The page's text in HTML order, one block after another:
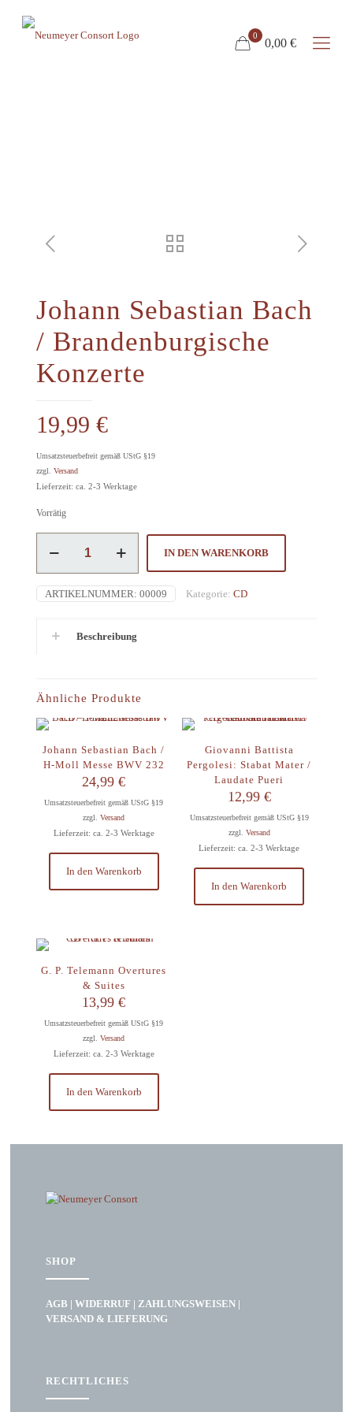
0
0,00 €
Johann Sebastian Bach
/ Brandenburgische
Konzerte
19,99€
Umsatzsteuerbefreit gemäß UStG §19
zzgl.Versand
Lieferzeit: ca. 2-3 Werktage
Vorrätig
Sebastian
/
Brandenburgische
Menge
IN DEN WARENKORB
ARTIKELNUMMER:00009 Kategorie:CD
Beschreibung
Ähnliche Produkte
Johann Sebastian Bach /
H-Moll Messe BWV 232
24,99€
Umsatzsteuerbefreit gemäß UStG §19
zzgl.Versand
Lieferzeit: ca. 2-3 Werktage
In den Warenkorb
Giovanni Battista
Pergolesi: Stabat Mater /
Laudate Pueri
12,99 €
Umsatzsteuerbefreit gemäß UStG §19
zzgl. Versand
Lieferzeit: ca. 2-3 Werktage
In den Warenkorb
G. P. Telemann Overtures
& Suites
13,99€
Umsatzsteuerbefreit gemäß UStG §19
zzgl.Versand
Lieferzeit: ca. 2-3 Werktage
In den Warenkorb
SHOP
AGB |WIDERRUF |ZAHLUNGSWEISEN |
VERSAND & LIEFERUNG
RECHTLICHES